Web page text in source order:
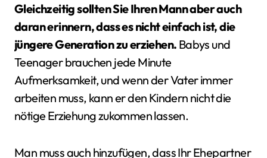
Gleichzeitig sollten Sie Ihren Mann aber auch
daran erinnern, dass es nicht einfach ist, die
jüngere Generation zu erziehen. Babys und
Teenager brauchen jede Minute
Aufmerksamkeit, und wenn der Vater immer
arbeiten muss, kann er den Kindern nicht die
nötige Erziehung zukommen lassen.
Man muss auch hinzufügen, dass Ihr Ehepartner